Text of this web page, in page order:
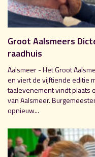
Groot Aalsmeers
raadhuis
Aalsmeer - Het Groot
en viert de vijftiende editie
taalevenement vindt plaats
van Aalsmeer.
opnieuw...